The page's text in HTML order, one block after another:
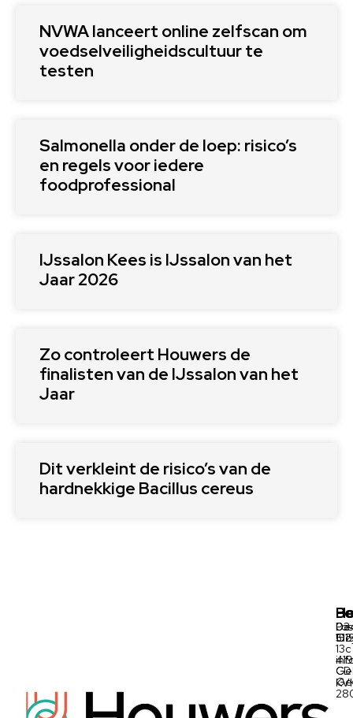
NVWA lanceert online zelfscan om
voedselveiligheidscultuur te
testen
Salmonella onder de loep: risico’s
en regels voor iedere
foodprofessional
IJssalon Kees is IJssalon van het
Jaar 2026
Zo controleert Houwers de
finalisten van de IJssalon van het
Jaar
Dit verkleint de risico’s van de
hardnekkige Bacillus cereus
De
13c
152
CD